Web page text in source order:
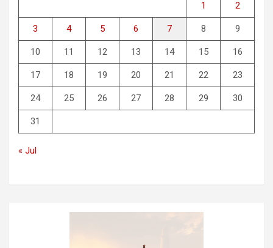
1 2
3 4 5 6 7 8 9
10 11 12 13 14 15 16
17 18 19 20 21 22 23
24 25 26 27 28 29 30
31
« Jul